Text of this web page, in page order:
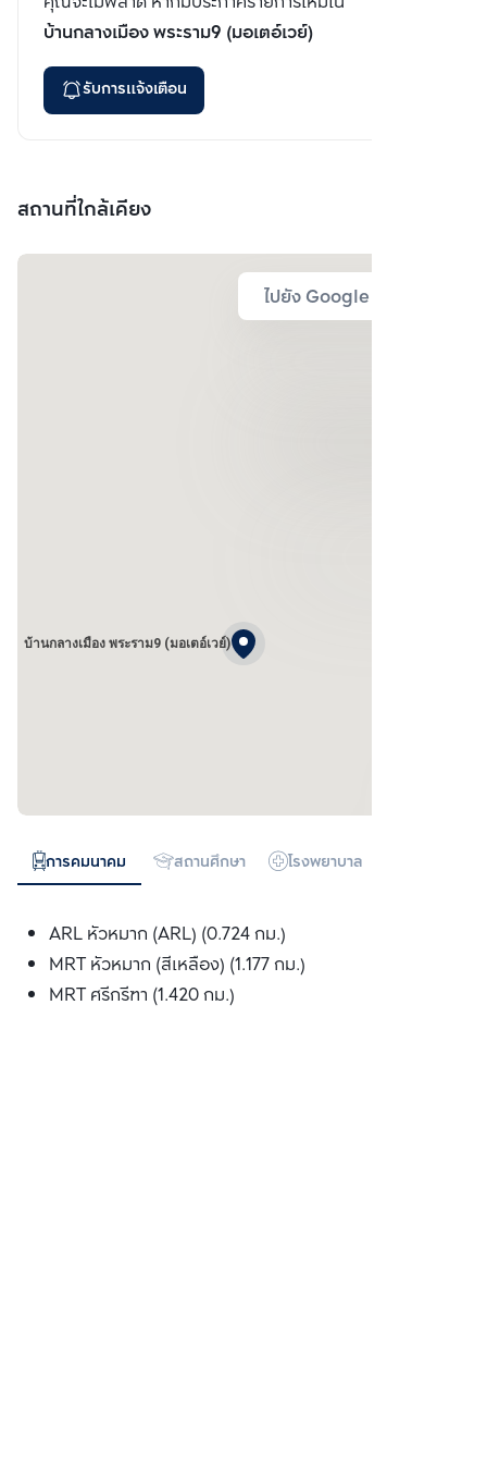
บ้านกลางเมือง พระราม9 (มอเตอ์เวย์)
รับการแจ้งเตือน
สถานที่ใกล้เคียง
ไปยัง Google Map
บ้านกลางเมือง พระราม9 (มอเตอ์เวย์)
การคมนาคม สถานศึกษา โรงพยาบาล
ARL หัวหมาก (ARL) (0.724 กม.)
MRT หัวหมาก (สีเหลือง) (1.177 กม.)
MRT ศรีกรีฑา (1.420 กม.)